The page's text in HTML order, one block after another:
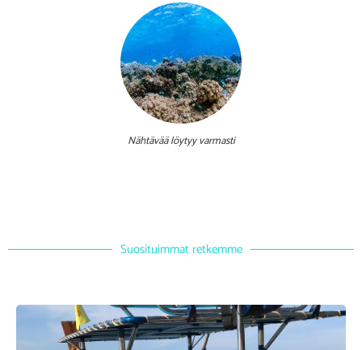
Nähtävää löytyy varmasti
Suosituimmat retkemme